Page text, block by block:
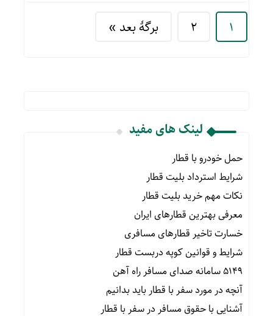
1
2 برگهٔ بعد »
لینک های مفید
حمل خودرو با قطار
شرایط استرداد بلیت قطار
نکات مهم خرید بلیت قطار
معرفی بهترین قطارهای ایران
خسارت تاخیر قطارهای مسافری
شرایط و قوانین کوپه دربست قطار
۵۱۴۹ سامانه صدای مسافر راه آهن
آنچه در مورد سفر با قطار باید بدانیم
آشنایی با حقوق مسافر در سفر با قطار